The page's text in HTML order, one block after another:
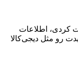
دیجی‌کالا